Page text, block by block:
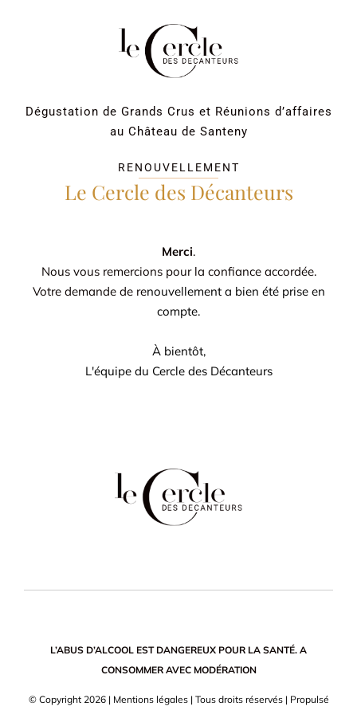
Dégustation de Grands Crus et Réunions d’affaires
au Château de Santeny
RENOUVELLEMENT
Le Cercle des Décanteurs
Merci.
Nous vous remercions pour la confiance accordée.
Votre demande de renouvellement a bien été prise en
compte.
À bientôt,
L'équipe du Cercle des Décanteurs
L’ABUS D’ALCOOL EST DANGEREUX POUR LA SANTÉ. A
CONSOMMER AVEC MODÉRATION
© Copyright 2026 | Mentions légales| Tous droits réservés | Propulsé